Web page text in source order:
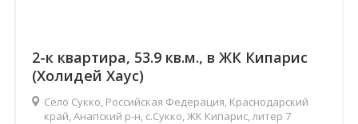
2-к квартира, 53.9 кв.м., в ЖК Кипарис
(Холидей Хаус)
Село Сукко, Российская Федерация, Краснодарский
край, Анапский р-н, с.Сукко, ЖК Кипарис, литер 7